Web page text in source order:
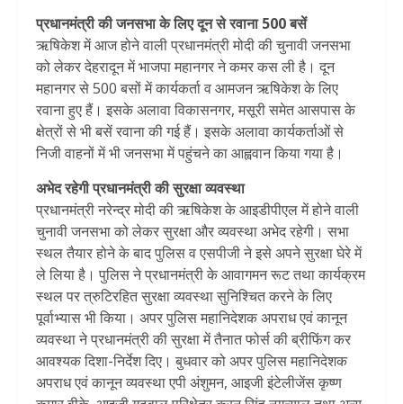
प्रधानमंत्री की जनसभा के लिए दून से रवाना 500 बसें
ऋषिकेश में आज होने वाली प्रधानमंत्री मोदी की चुनावी जनसभा
को लेकर देहरादून में भाजपा महानगर ने कमर कस ली है। दून
महानगर से 500 बसों में कार्यकर्ता व आमजन ऋषिकेश के लिए
रवाना हुए हैं। इसके अलावा विकासनगर, मसूरी समेत आसपास के
क्षेत्रों से भी बसें रवाना की गई हैं। इसके अलावा कार्यकर्ताओं से
निजी वाहनों में भी जनसभा में पहुंचने का आह्ववान किया गया है।
अभेद रहेगी प्रधानमंत्री की सुरक्षा व्यवस्था
प्रधानमंत्री नरेन्द्र मोदी की ऋषिकेश के आइडीपीएल में होने वाली
चुनावी जनसभा को लेकर सुरक्षा और व्यवस्था अभेद रहेगी। सभा
स्थल तैयार होने के बाद पुलिस व एसपीजी ने इसे अपने सुरक्षा घेरे में
ले लिया है। पुलिस ने प्रधानमंत्री के आवागमन रूट तथा कार्यक्रम
स्थल पर त्रुटिरहित सुरक्षा व्यवस्था सुनिश्चित करने के लिए
पूर्वाभ्यास भी किया। अपर पुलिस महानिदेशक अपराध एवं कानून
व्यवस्था ने प्रधानमंत्री की सुरक्षा में तैनात फोर्स की ब्रीफिंग कर
आवश्यक दिशा-निर्देश दिए। बुधवार को अपर पुलिस महानिदेशक
अपराध एवं कानून व्यवस्था एपी अंशुमन, आइजी इंटेलीजेंस कृष्ण